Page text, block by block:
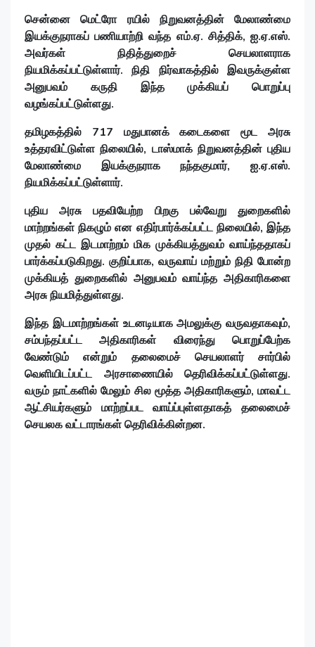
சென்னை மெட்ரோ ரயில் நிறுவனத்தின் மேலாண்மை
இயக்குநராகப் பணியாற்றி வந்த எம்.ஏ. சித்திக், ஐ.ஏ.எஸ்.
அவர்கள் நிதித்துறைச் செயலாளராக
நியமிக்கப்பட்டுள்ளார். நிதி நிர்வாகத்தில் இவருக்குள்ள
அனுபவம் கருதி இந்த முக்கியப் பொறுப்பு
வழங்கப்பட்டுள்ளது.
தமிழகத்தில் 717 மதுபானக் கடைகளை மூட அரசு
உத்தரவிட்டுள்ள நிலையில், டாஸ்மாக் நிறுவனத்தின் புதிய
மேலாண்மை இயக்குநராக நந்தகுமார், ஐ.ஏ.எஸ்.
நியமிக்கப்பட்டுள்ளார்.
புதிய அரசு பதவியேற்ற பிறகு பல்வேறு துறைகளில்
மாற்றங்கள் நிகழும் என எதிர்பார்க்கப்பட்ட நிலையில், இந்த
முதல் கட்ட இடமாற்றம் மிக முக்கியத்துவம் வாய்ந்ததாகப்
பார்க்கப்படுகிறது. குறிப்பாக, வருவாய் மற்றும் நிதி போன்ற
முக்கியத் துறைகளில் அனுபவம் வாய்ந்த அதிகாரிகளை
அரசு நியமித்துள்ளது.
இந்த இடமாற்றங்கள் உடனடியாக அமலுக்கு வருவதாகவும்,
சம்பந்தப்பட்ட அதிகாரிகள் விரைந்து பொறுப்பேற்க
வேண்டும் என்றும் தலைமைச் செயலாளர் சார்பில்
வெளியிடப்பட்ட அரசாணையில் தெரிவிக்கப்பட்டுள்ளது.
வரும் நாட்களில் மேலும் சில மூத்த அதிகாரிகளும், மாவட்ட
ஆட்சியர்களும் மாற்றப்பட வாய்ப்புள்ளதாகத் தலைமைச்
செயலக வட்டாரங்கள் தெரிவிக்கின்றன.